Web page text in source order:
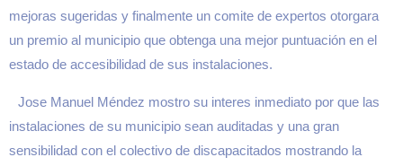
mejoras sugeridas y finalmente un comite de expertos otorgara
un premio al municipio que obtenga una mejor puntuación en el
estado de accesibilidad de sus instalaciones.
Jose Manuel Méndez mostro su interes inmediato por que las
instalaciones de su municipio sean auditadas y una gran
sensibilidad con el colectivo de discapacitados mostrando la